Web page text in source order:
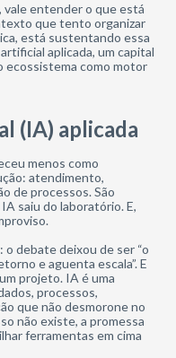
vale entender o que está
que tento organizar
está sustentando essa
aplicada, um capital
ecossistema como motor
(IA) aplicada
menos como
atendimento,
de processos. São
saiu do laboratório. E,
debate deixou de ser “o
e aguenta escala”. E
projeto. IA é uma
processos,
que não desmorone no
não existe, a promessa
ferramentas em cima